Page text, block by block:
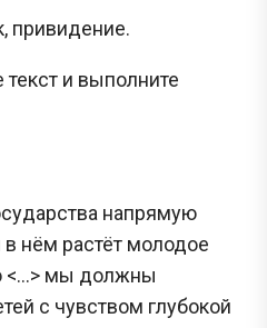
привидение.
текст и выполните
напрямую
в нём растёт молодое
<…> мы должны
с чувством глубокой